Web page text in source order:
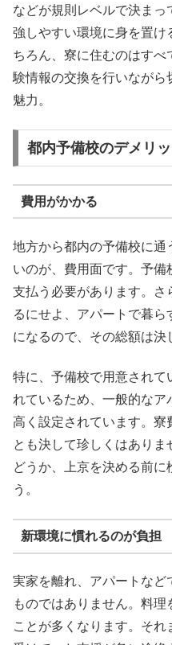
などが規則レベルで決ま
強しやすい環境に身を置け
ちろん、寮に住むのはす
験情報の交換を行いながら
魅力。
都内予備校のデメリッ
費用がかかる
地方から都内の予備校に通
いのが、費用面です。予
支払う必要があります。さ
るにせよ、アパートで暮ら
になるので、その総額は決
特に、予備校で用意されて
れているため、一般的な
高く設定されています。寮
とも決して珍しくはあり
どうか、上京を決める前に
う。
新環境に慣れるのが負担
実家を離れ、アパートなど
ものではありません。料
ことが多くなります。そ